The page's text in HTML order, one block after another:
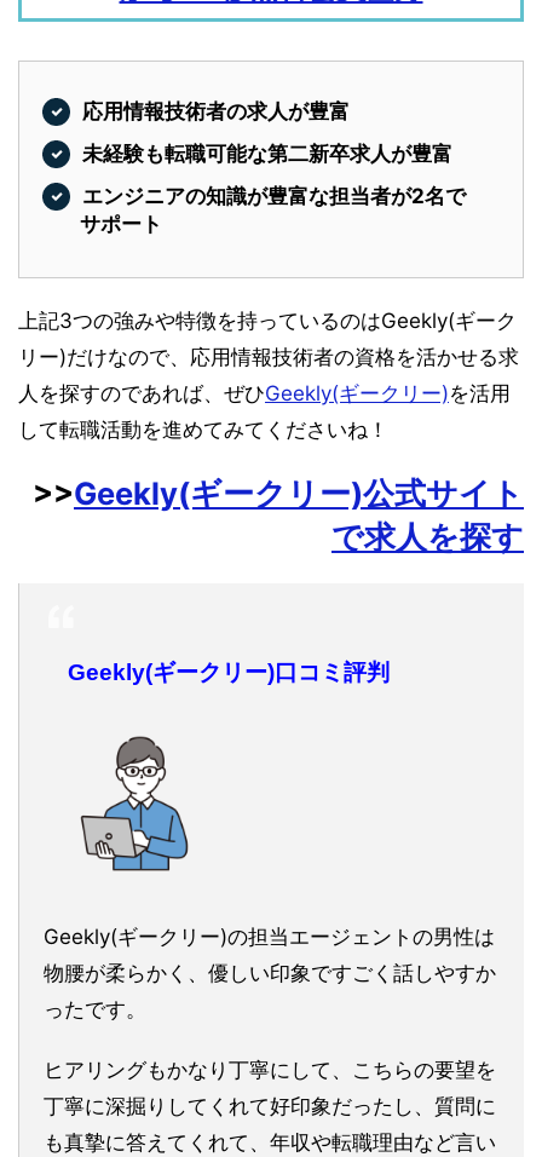
応用情報技術者の求人が豊富
未経験も転職可能な第二新卒求人が豊富
エンジニアの知識が豊富な担当者が2名で
サポート
上記3つの強みや特徴を持っているのはGeekly(ギーク
リー)だけなので、応用情報技術者の資格を活かせる求
人を探すのであれば、ぜひGeekly(ギークリー)を活用
して転職活動を進めてみてくださいね！
>>Geekly(ギークリー)公式サイト
で求人を探す
Geekly(ギークリー)口コミ評判
Geekly(ギークリー)の担当エージェントの男性は
物腰が柔らかく、優しい印象ですごく話しやすか
ったです。
ヒアリングもかなり丁寧にして、こちらの要望を
丁寧に深掘りしてくれて好印象だったし、質問に
も真摯に答えてくれて、年収や転職理由など言い